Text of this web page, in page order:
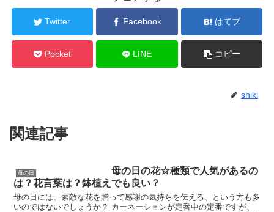
Twitter Facebook はてブ
Pocket LINE コピー
shiki
関連記事
母の日
母の日の花☆種類で人気があるの
は？花言葉は？鉢植えでも良い？
母の日には、素敵な花を贈って感謝の気持ちを伝える、という方も多
いのではないでしょうか？ カーネーションが定番中の定番ですが、